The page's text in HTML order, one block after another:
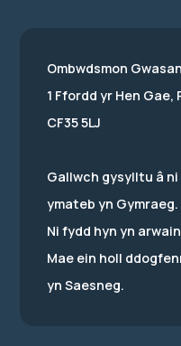
Ombwdsmon
1 Ffordd yr Hen Gae,
CF35 5LJ
Gallwch gysylltu â ni
ymateb yn Gymraeg.
Ni fydd hyn yn
Mae ein holl
yn Saesneg.